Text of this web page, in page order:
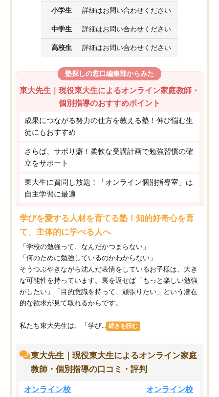
小学生 詳細はお問い合わせください
中学生 詳細はお問い合わせください
高校生 詳細はお問い合わせください
塾探しの窓口編集部からみた
東大先生｜現役東大生によるオンライン家庭教師・
個別指導のおすすめポイント
成果につながる努力の仕方を教える塾！伸び悩む生
徒にもおすすめ
さらば、サボり癖！柔軟な受講計画で勉強習慣の確
立をサポート
東大生に質問し放題！「オンライン個別指導室」は
自主学習に最適
学びを愛する人材を育てる塾！知的好奇心を育
て、主体的に学べる人へ
「学校の勉強って、なんだかつまらない」
「何のために勉強しているのかわからない」
そうつぶやきながら沈んだ表情をしているお子様は、大き
な可能性を持っています。裏を返せば「もっと楽しい勉強
がしたい」「目的意識を持って、頑張りたい」という潜在
的な欲求が見て取れるからです。
私たち東大先生は、「学び... 続きを読む
東大先生｜現役東大生によるオンライン家庭
教師・個別指導の口コミ・評判
オンライン校 オンライン校